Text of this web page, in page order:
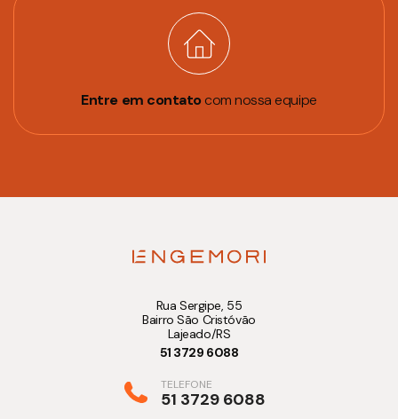
Entre em contatocom nossa equipe
Rua Sergipe, 55
Bairro São Cristóvão
Lajeado/RS
51 3729 6088
TELEFONE
51 3729 6088